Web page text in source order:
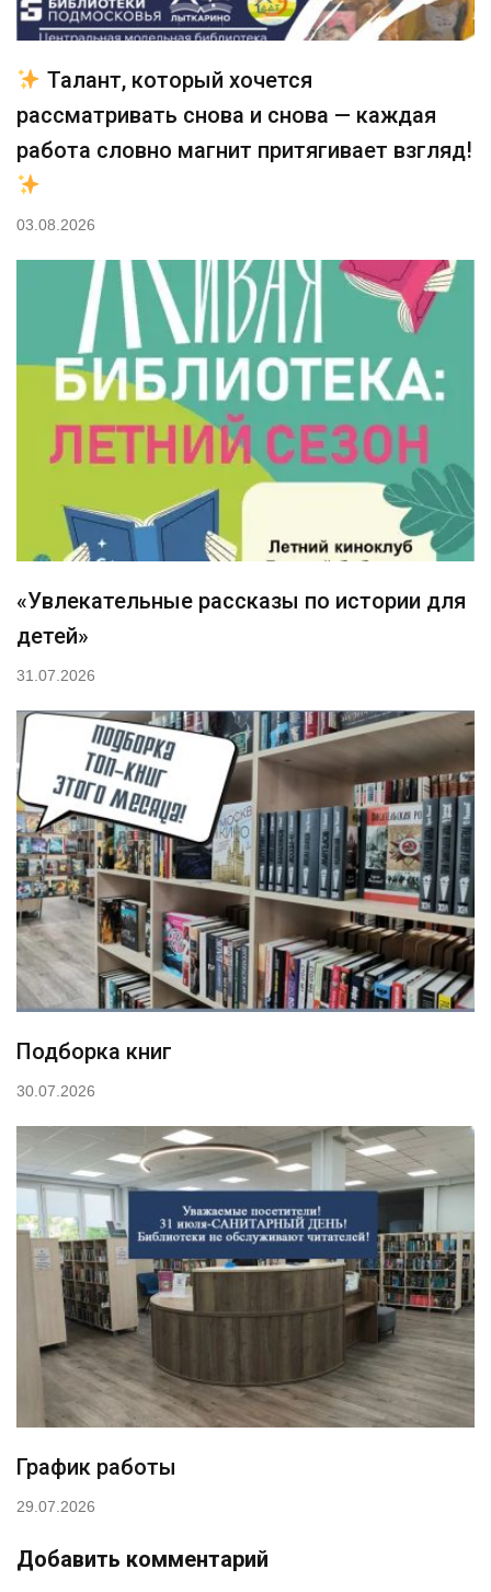
Талант, который хочется
рассматривать снова и снова — каждая
работа словно магнит притягивает взгляд!
03.08.2026
«Увлекательные рассказы по истории для
детей»
31.07.2026
Подборка книг
30.07.2026
График работы
29.07.2026
Добавить комментарий